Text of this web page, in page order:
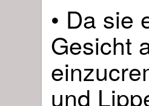
• Da sie
Gesicht
und